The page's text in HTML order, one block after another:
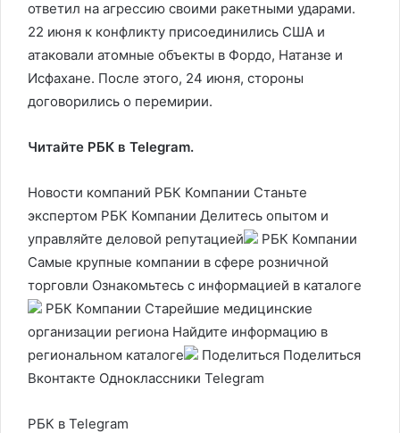
ответил на агрессию своими ракетными ударами.
22 июня к конфликту присоединились США и
атаковали атомные объекты в Фордо, Натанзе и
Исфахане. После этого, 24 июня, стороны
договорились о перемирии.
Читайте РБК в Telegram.
Новости компаний РБК Компании Станьте
экспертом РБК Компании Делитесь опытом и
управляйте деловой репутацией
РБК Компании
Самые крупные компании в сфере розничной
торговли Ознакомьтесь с информацией в каталоге
РБК Компании Старейшие медицинские
организации региона Найдите информацию в
региональном каталоге
Поделиться Поделиться
Вконтакте Одноклассники Telegram
РБК в Telegram